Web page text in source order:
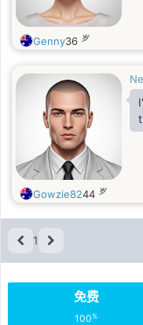
Genny36 岁
Gowzie8244 岁
1
免费
100%